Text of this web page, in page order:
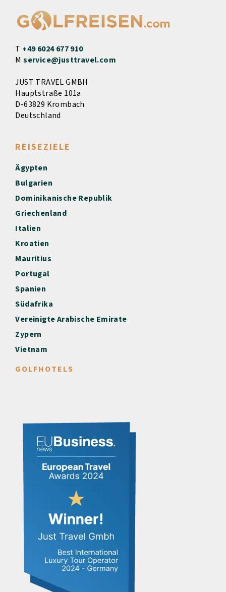
T +49 6024 677 910
Mservice@justtravel.com
JUST TRAVEL GMBH
Hauptstraße 101a
D-63829 Krombach
Deutschland
REISEZIELE
Ägypten
Bulgarien
Dominikanische Republik
Griechenland
Italien
Kroatien
Mauritius
Portugal
Spanien
Südafrika
Vereinigte Arabische Emirate
Zypern
Vietnam
GOLFHOTELS